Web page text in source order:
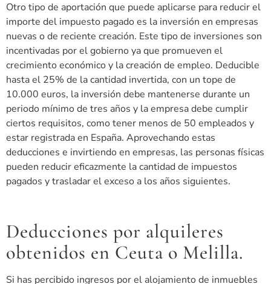
Otro tipo de aportación que puede aplicarse para reducir el
importe del impuesto pagado es la inversión en empresas
nuevas o de reciente creación. Este tipo de inversiones son
incentivadas por el gobierno ya que promueven el
crecimiento económico y la creación de empleo. Deducible
hasta el 25% de la cantidad invertida, con un tope de
10.000 euros, la inversión debe mantenerse durante un
periodo mínimo de tres años y la empresa debe cumplir
ciertos requisitos, como tener menos de 50 empleados y
estar registrada en España. Aprovechando estas
deducciones e invirtiendo en empresas, las personas físicas
pueden reducir eficazmente la cantidad de impuestos
pagados y trasladar el exceso a los años siguientes.
Deducciones por alquileres
obtenidos en Ceuta o Melilla.
Si has percibido ingresos por el alojamiento de inmuebles